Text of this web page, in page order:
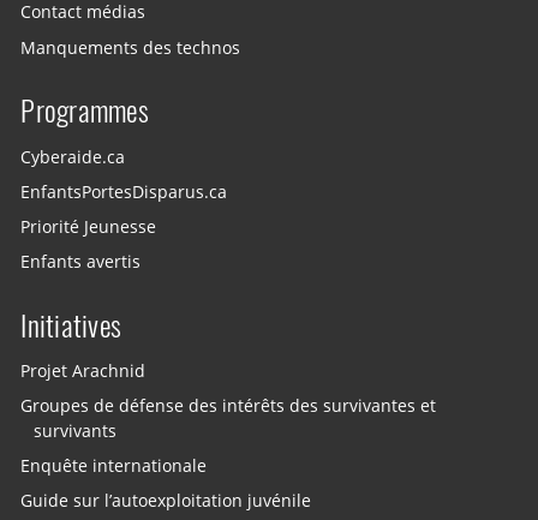
Contact médias
Manquements des technos
Programmes
Cyberaide.ca
EnfantsPortesDisparus.ca
Priorité Jeunesse
Enfants avertis
Initiatives
Projet Arachnid
Groupes de défense des intérêts des survivantes et
survivants
Enquête internationale
Guide sur l’autoexploitation juvénile